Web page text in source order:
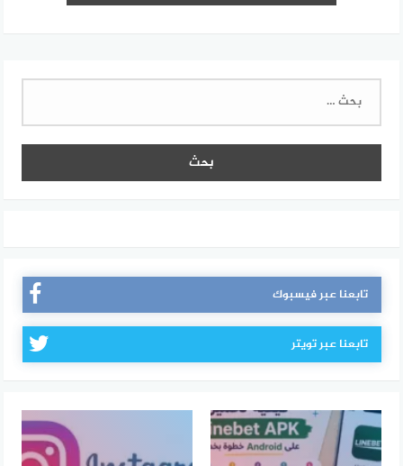
البحث
تابعنا عبر فيسبوك
تابعنا عبر تويتر